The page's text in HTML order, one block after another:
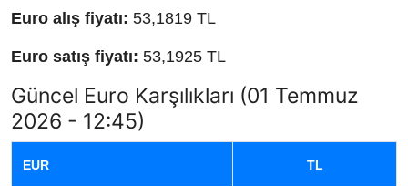
Euro alış fiyatı: 53,1819 TL
Euro satış fiyatı: 53,1925 TL
Güncel Euro Karşılıkları (01 Temmuz
2026 - 12:45)
EUR TL